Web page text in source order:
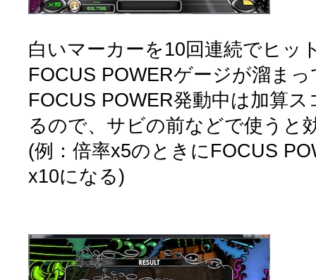
白いマーカーを10回連続でヒッ
FOCUS POWERゲージが溜ま
FOCUS POWER発動中は加算
るので、サビの前などで使うと
(例：倍率x5のときにFOCUS
x10になる)